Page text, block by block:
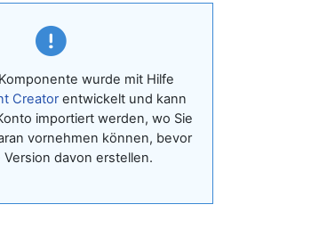
wurde mit Hilfe
Creator entwickelt und kann
importiert werden, wo Sie
vornehmen können, bevor
Version davon erstellen.